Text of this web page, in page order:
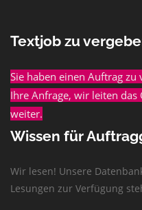
Textjob zu
Sie haben einen Auftrag zu
Ihre Anfrage, wir leiten das
weiter.
Wissen für
Wir lesen! Unsere
Lesungen zur Verfügung